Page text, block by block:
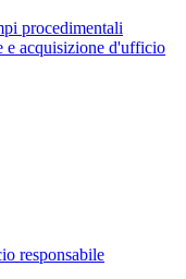
procedimentali
e acquisizione d'ufficio
responsabile